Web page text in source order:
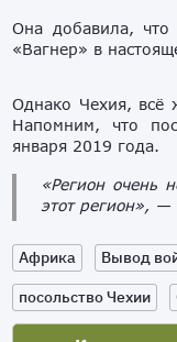
Она добавила, что
«Вагнер» в
Однако Чехия, всё
Напомним, что
января 2019 года.
«Регион очень
этот регион», —
Африка Вывод
посольство Чехии